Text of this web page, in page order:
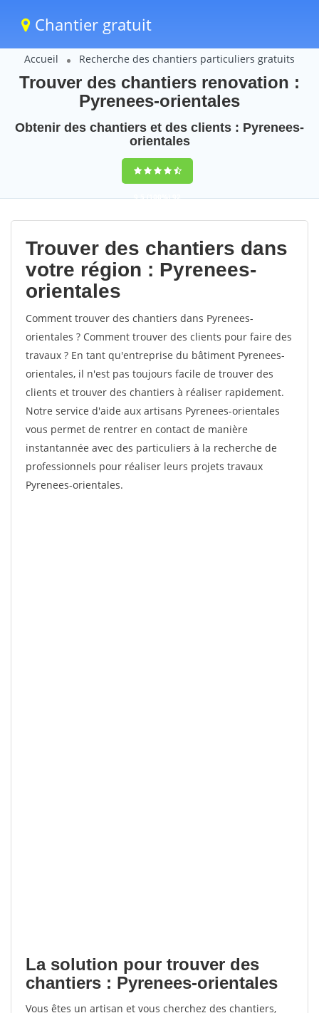
Chantier gratuit
Accueil Recherche des chantiers particuliers gratuits
Trouver des chantiers renovation :
Pyrenees-orientales
Obtenir des chantiers et des clients : Pyrenees-
orientales
9,5(100%)92
votes
Trouver des chantiers dans
votre région : Pyrenees-
orientales
Comment trouver des chantiers dans Pyrenees-
orientales ? Comment trouver des clients pour faire des
travaux ? En tant qu'entreprise du bâtiment Pyrenees-
orientales, il n'est pas toujours facile de trouver des
clients et trouver des chantiers à réaliser rapidement.
Notre service d'aide aux artisans Pyrenees-orientales
vous permet de rentrer en contact de manière
instantannée avec des particuliers à la recherche de
professionnels pour réaliser leurs projets travaux
Pyrenees-orientales.
La solution pour trouver des
chantiers : Pyrenees-orientales
Vous êtes un artisan et vous cherchez des chantiers,